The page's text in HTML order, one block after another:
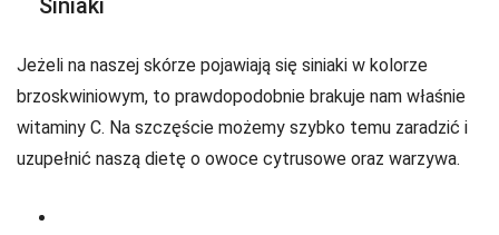
Siniaki
Jeżeli na naszej skórze pojawiają się siniaki w kolorze
brzoskwiniowym, to prawdopodobnie brakuje nam właśnie
witaminy C. Na szczęście możemy szybko temu zaradzić i
uzupełnić naszą dietę o owoce cytrusowe oraz warzywa.